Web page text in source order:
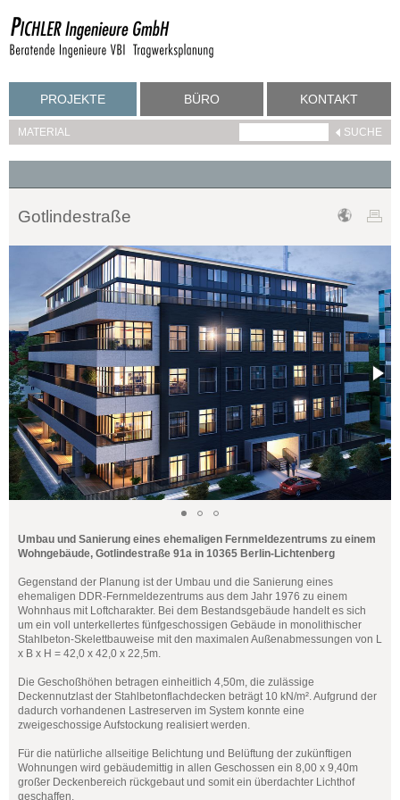
PROJEKTE BÜRO KONTAKT
MATERIAL
Gotlindestraße
Umbau und Sanierung eines ehemaligen Fernmeldezentrums zu einem
Wohngebäude, Gotlindestraße 91a in 10365 Berlin-Lichtenberg
Gegenstand der Planung ist der Umbau und die Sanierung eines
ehemaligen DDR-Fernmeldezentrums aus dem Jahr 1976 zu einem
Wohnhaus mit Loftcharakter. Bei dem Bestandsgebäude handelt es sich
um ein voll unterkellertes fünfgeschossigen Gebäude in monolithischer
Stahlbeton-Skelettbauweise mit den maximalen Außenabmessungen von L
x B x H = 42,0 x 42,0 x 22,5m.
Die Geschoßhöhen betragen einheitlich 4,50m, die zulässige
Deckennutzlast der Stahlbetonflachdecken beträgt 10 kN/m². Aufgrund der
dadurch vorhandenen Lastreserven im System konnte eine
zweigeschossige Aufstockung realisiert werden.
Für die natürliche allseitige Belichtung und Belüftung der zukünftigen
Wohnungen wird gebäudemittig in allen Geschossen ein 8,00 x 9,40m
großer Deckenbereich rückgebaut und somit ein überdachter Lichthof
geschaffen.